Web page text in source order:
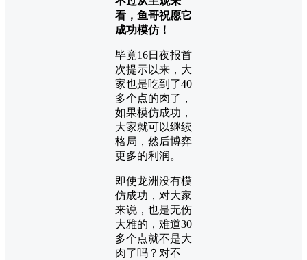
看，鱼哥祝愿它
成功模仿！
毕竟16日夜报首
次提示以来，大
家也是吃到了40
多个点的肉了，
如果模仿成功，
大家就可以继续
格局，然后博弈
更多的利润。
即使龙洲没有模
仿成功，对大家
来说，也是无伤
大雅的，难道30
多个点就不是大
肉了吗？对不